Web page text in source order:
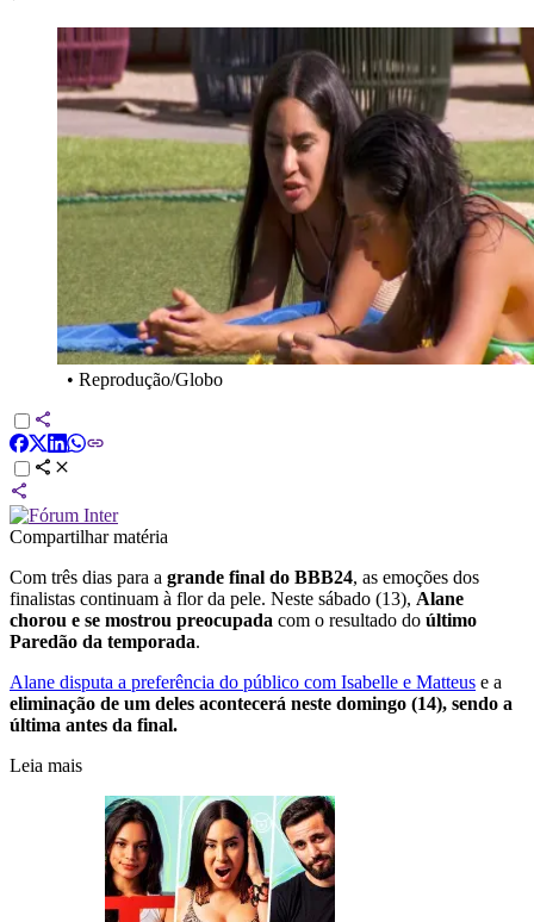
• Reprodução/Globo
Compartilhar matéria
Com três dias para a grande final do BBB24, as emoções dos
finalistas continuam à flor da pele. Neste sábado (13), Alane
chorou e se mostrou preocupada com o resultado do último
Paredão da temporada.
Alane disputa a preferência do público com Isabelle e Matteus e a
eliminação de um deles acontecerá neste domingo (14), sendo a
última antes da final.
Leia mais